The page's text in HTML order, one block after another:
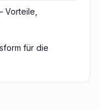
Vorteile,
für die